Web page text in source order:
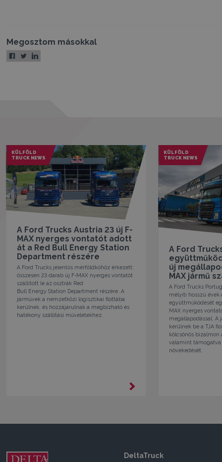
Megosztom másokkal
KÜLFÖLD
TRUCK NEWS
A Ford Trucks Austria 23 új F-
MAX nyerges vontatót adott
át a Red Bull Energy Station
Department részére
A Ford Trucks jelentős mérföldkőhöz érkezett:
összesen 23 darab új F-MAX nyerges vontatót
szállított le az osztrák Red
Bull Energy Station Department részére. A
járművek a nemzetközi logisztikai flottába
kerülnek, és hozzájárulnak a megbízható és
hatékony szállítási műveletekhez.
KÜLFÖLD
TRUCK NEWS
A Ford
új
MAX jármű
A Ford Trucks
mélyíti hosszú évek
együttműködését
MAX nyerges
megállapodással. A
kerülnek be a TJA
kölcsönös bizalmon
valamint támogatva
növekedését.
DeltaTruck